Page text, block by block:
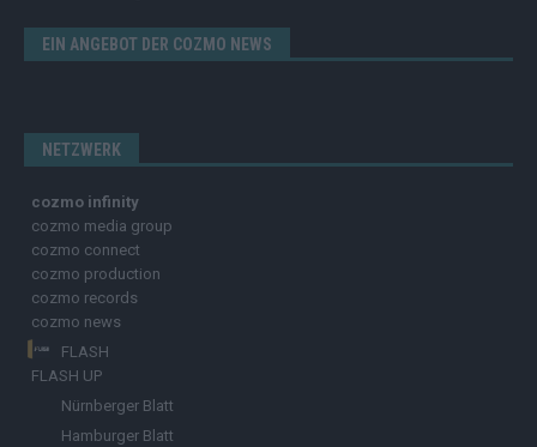
EIN ANGEBOT DER COZMO NEWS
NETZWERK
cozmo infinity
cozmo media group
cozmo connect
cozmo production
cozmo records
cozmo news
FLASH
FLASH UP
Nürnberger Blatt
Hamburger Blatt